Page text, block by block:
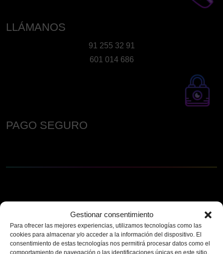
Gestionar consentimiento
Para ofrecer las mejores experiencias, utilizamos tecnologías como las
cookies para almacenar y/o acceder a la información del dispositivo. El
consentimiento de estas tecnologías nos permitirá procesar datos como el
comportamiento de navegación o las identificaciones únicas en este sitio.
LLÁMANOS
91 255 32 91
601 014 686
PAGO SEGURO